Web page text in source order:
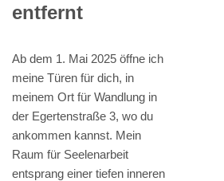
entfernt
Ab dem 1. Mai 2025 öffne ich
meine Türen für dich, in
meinem Ort für Wandlung in
der Egertenstraße 3, wo du
ankommen kannst. Mein
Raum für Seelenarbeit
entsprang einer tiefen inneren